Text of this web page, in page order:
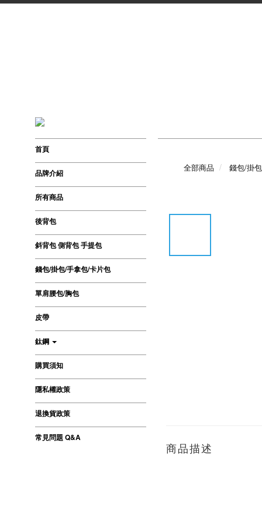
首頁
品牌介紹
所有商品
後背包
斜背包 側背包 手提包
錢包/掛包/手拿包/卡片包
單肩腰包/胸包
皮帶
鈦鋼
購買須知
隱私權政策
退換貨政策
常見問題 Q&A
全部商品 錢包/掛
商品描述